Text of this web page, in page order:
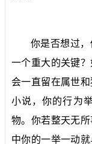
你是否想过
一个重大的关键
会一直留在属世
小说，你的行为
物。你若整天无
中你的一举一动